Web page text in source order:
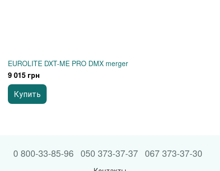
EUROLITE DXT-ME PRO DMX merger
9 015 грн
Купить
0 800-33-85-96 050 373-37-37 067 373-37-30